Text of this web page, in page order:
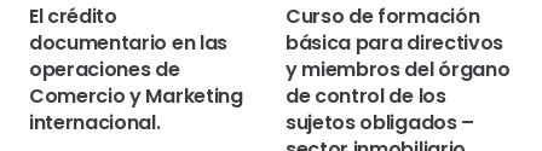
El crédito
documentario en las
operaciones de
Comercio y Marketing
internacional.
Curso de formación
básica para directivos
y miembros del órgano
de control de los
sujetos obligados –